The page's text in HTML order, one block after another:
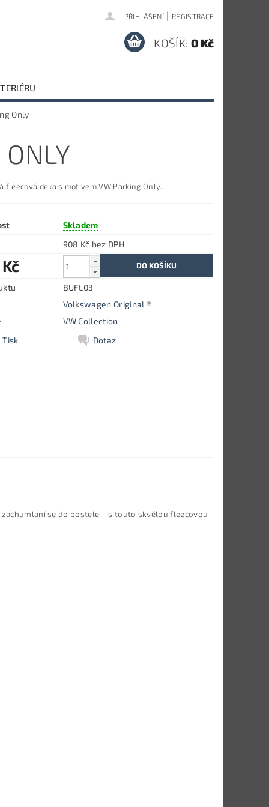
PŘIHLÁŠENÍ | REGISTRACE
KOŠÍK: 0 Kč
Only
fleecová deka s motivem VW Parking Only.
Skladem
908 Kč bez DPH
BUFL03
Volkswagen Original ®
VW Collection
Tisk
Dotaz
se do postele – s touto skvělou fleecovou